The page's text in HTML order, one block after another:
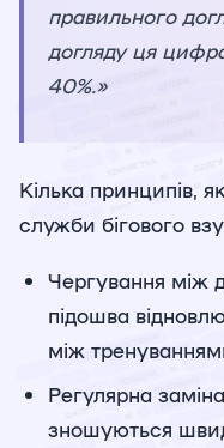
правильного
догляду ця
40%.»
Кілька принципів,
служби бігового
Чергування між
підошва
між
Регулярна
зношуються